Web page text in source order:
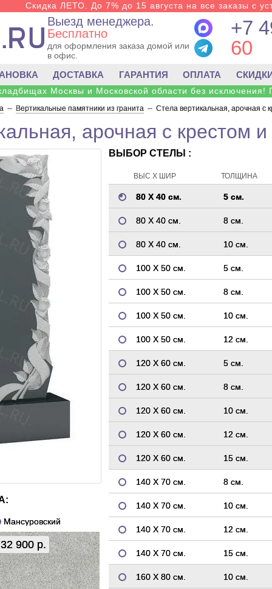
Скидка ЛЕТО. До 7% до 15 августа на все заказы с
Выезд менеджера.
Бесплатно
для оформления заказа домой или
в офис.
+7
60
ДОСТАВКА ГАРАНТИЯ ОПЛАТА
Москвы и Московской области без исключения!
-- Вертикальные памятники из гранита -- Стела вертикальная, арочная с
арочная с крестом
Мансуровский
32 900 р.
ВЫБОР СТЕЛЫ :
ВЫС Х ШИР ТОЛЩИНА
80 Х 40 см. 5 см.
80 Х 40 см. 8 см.
80 Х 40 см. 10 см.
100 Х 50 см. 5 см.
100 Х 50 см. 8 см.
100 Х 50 см. 10 см.
100 Х 50 см. 12 см.
120 Х 60 см. 5 см.
120 Х 60 см. 8 см.
120 Х 60 см. 10 см.
120 Х 60 см. 12 см.
120 Х 60 см. 15 см.
140 Х 70 см. 8 см.
140 Х 70 см. 10 см.
140 Х 70 см. 12 см.
140 Х 70 см. 15 см.
160 Х 80 см. 10 см.